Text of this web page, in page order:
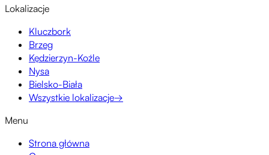
Lokalizacje
Kluczbork
Brzeg
Kędzierzyn-Koźle
Nysa
Bielsko-Biała
Wszystkie lokalizacje→
Menu
Strona główna